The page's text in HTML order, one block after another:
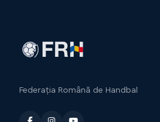
Federația Română de Handbal